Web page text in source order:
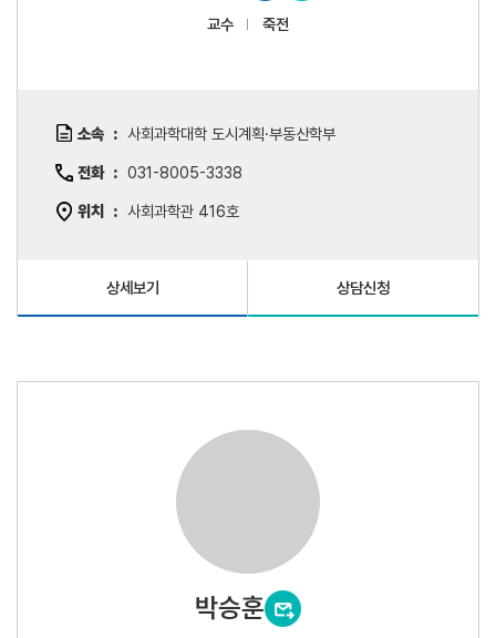
교수 죽전
소속 사회과학대학 도시계획·부동산학부
전화 031-8005-3338
위치 사회과학관 416호
상세보기 상담신청
박승훈